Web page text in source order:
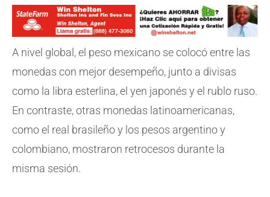
A nivel global, el peso mexicano se colocó entre las
monedas con mejor desempeño, junto a divisas
como la libra esterlina, el yen japonés y el rublo ruso.
En contraste, otras monedas latinoamericanas,
como el real brasileño y los pesos argentino y
colombiano, mostraron retrocesos durante la
misma sesión.